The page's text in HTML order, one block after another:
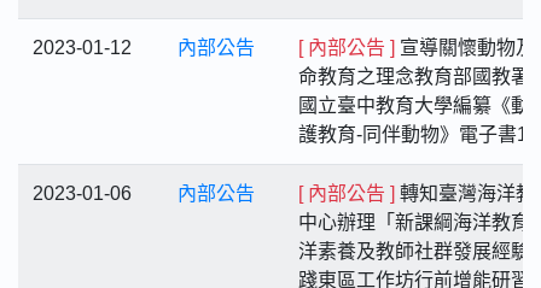
2023-01-12 內部公告 [ 內部公告 ] 宣導關懷動物及
命教育之理念教育部國教署
國立臺中教育大學編纂《動
護教育-同伴動物》電子書1
2023-01-06 內部公告 [ 內部公告 ] 轉知臺灣海洋教
中心辦理「新課綱海洋教育
洋素養及教師社群發展經驗
踐東區工作坊行前增能研習-